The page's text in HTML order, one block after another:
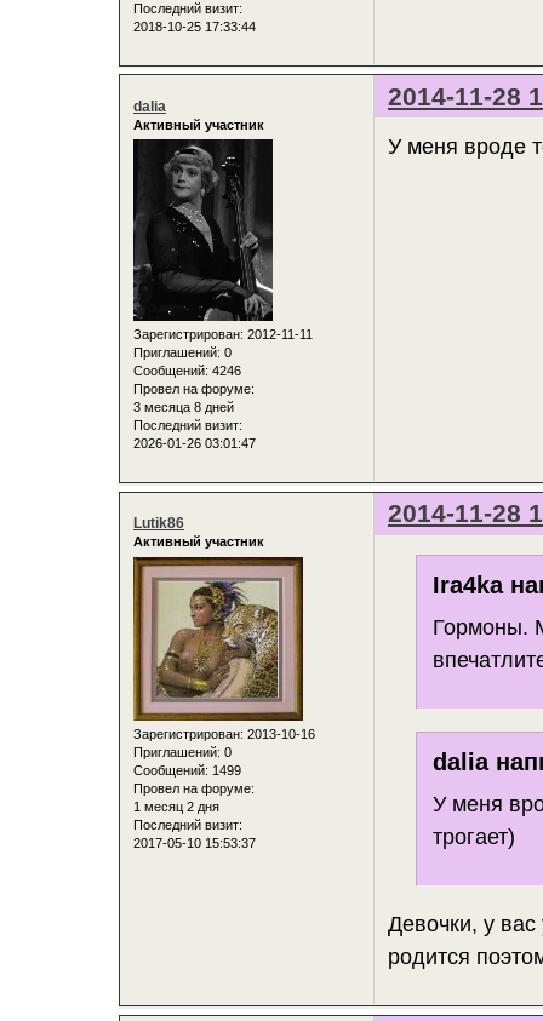
Последний визит:
2018-10-25 17:33:44
2014-11-28
dalia
Активный участник
Зарегистрирован: 2012-11-11
Приглашений: 0
Сообщений: 4246
Провел на форуме:
3 месяца 8 дней
Последний визит:
2026-01-26 03:01:47
У меня вроде
2014-11-28
Lutik86
Активный участник
Зарегистрирован: 2013-10-16
Приглашений: 0
Сообщений: 1499
Провел на форуме:
1 месяц 2 дня
Последний визит:
2017-05-10 15:53:37
Ira4ka
Гормоны.
dalia
У меня
трогает)
Девочки, у вас
родится